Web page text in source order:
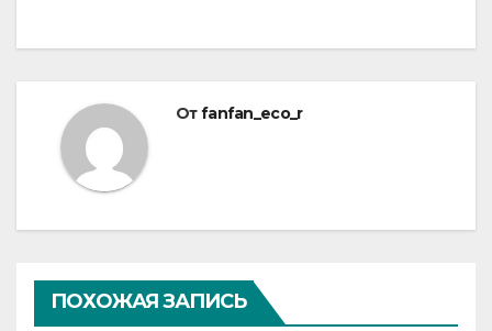
Отfanfan_eco_r
ПОХОЖАЯ ЗАПИСЬ